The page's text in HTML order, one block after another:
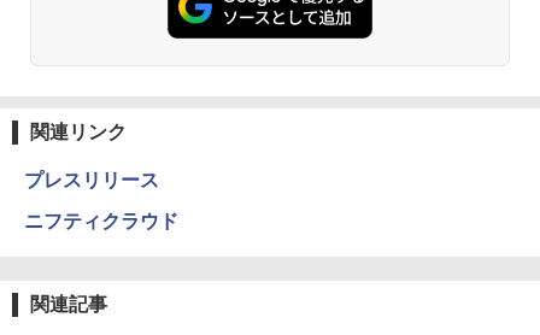
関連リンク
プレスリリース
ニフティクラウド
関連記事